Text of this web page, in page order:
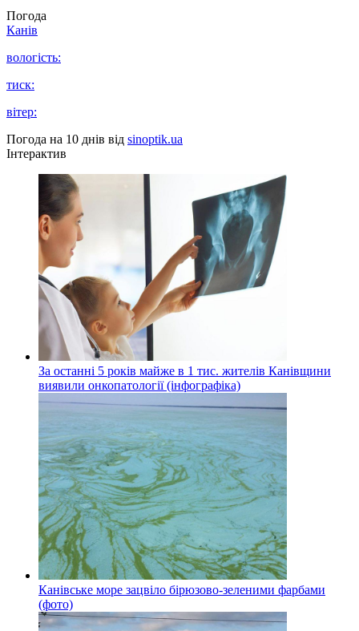
Погода
Канів
вологість:
тиск:
вітер:
Погода на 10 днів від sinoptik.ua
Інтерактив
За останні 5 років майже в 1 тис. жителів Канівщини
виявили онкопатології (інфографіка)
Канівське море зацвіло бірюзово-зеленими фарбами
(фото)